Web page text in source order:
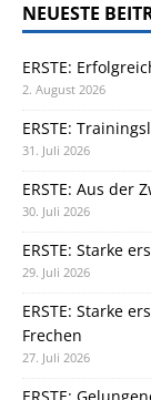
NEUESTE
ERSTE:
2. August 2026
ERSTE:
31. Juli 2026
ERSTE: Aus der
30. Juli 2026
ERSTE: Starke
29. Juli 2026
ERSTE: Starke
Frechen
27. Juli 2026